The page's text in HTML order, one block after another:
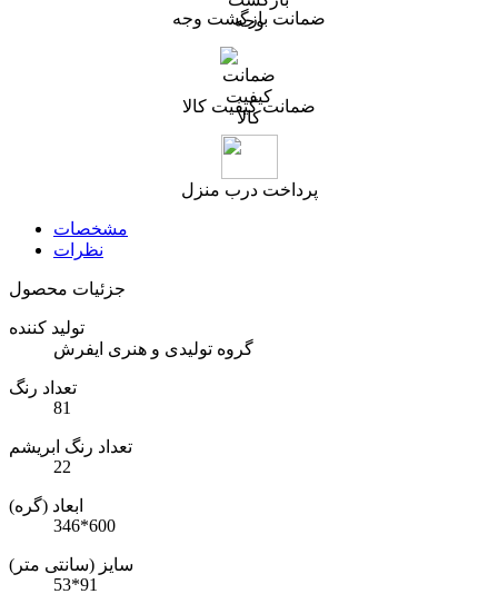
ضمانت بازگشت وجه
ضمانت کیفیت کالا
پرداخت درب منزل
مشخصات
نظرات
جزئیات محصول
تولید کننده
گروه تولیدی و هنری ایفرش
تعداد رنگ
81
تعداد رنگ ابریشم
22
ابعاد (گره)
346*600
سایز (سانتی متر)
53*91